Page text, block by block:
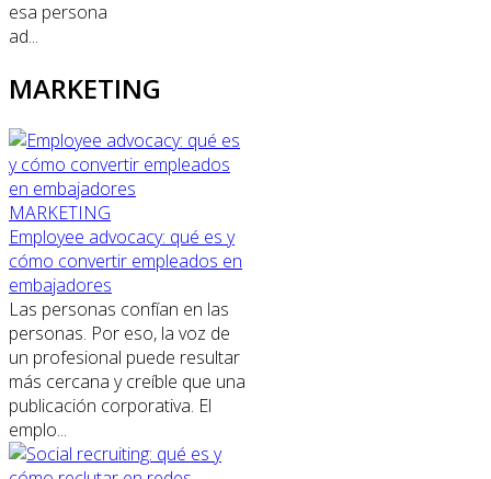
esa persona
ad...
MARKETING
MARKETING
Employee advocacy: qué es y
cómo convertir empleados en
embajadores
Las personas confían en las
personas. Por eso, la voz de
un profesional puede resultar
más cercana y creíble que una
publicación corporativa. El
emplo...